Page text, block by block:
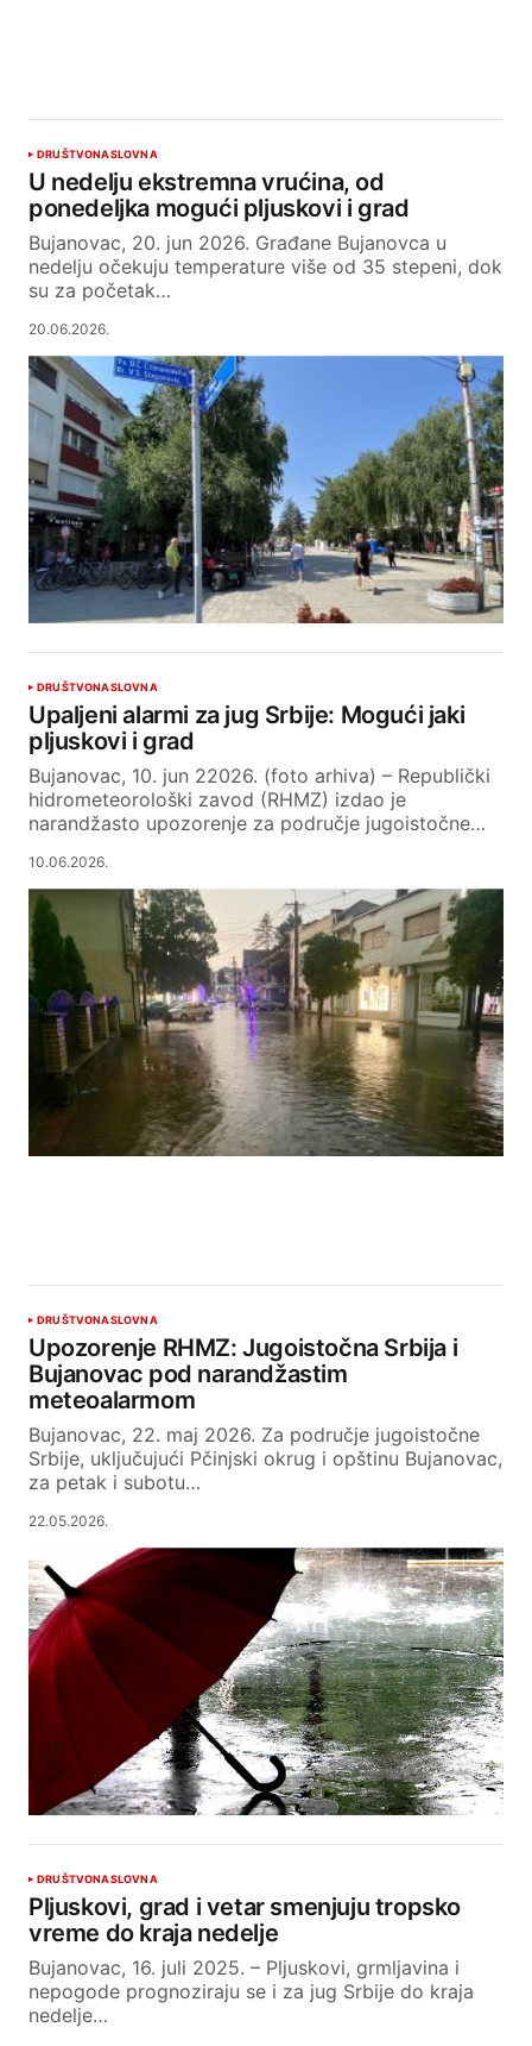
DRUŠTVONASLOVNA
U nedelju ekstremna vrućina, od
ponedeljka mogući pljuskovi i grad
Bujanovac, 20. jun 2026. Građane Bujanovca u
nedelju očekuju temperature više od 35 stepeni, dok
su za početak…
20.06.2026.
DRUŠTVONASLOVNA
Upaljeni alarmi za jug Srbije: Mogući jaki
pljuskovi i grad
Bujanovac, 10. jun 22026. (foto arhiva) – Republički
hidrometeorološki zavod (RHMZ) izdao je
narandžasto upozorenje za područje jugoistočne…
10.06.2026.
DRUŠTVONASLOVNA
Upozorenje RHMZ: Jugoistočna Srbija i
Bujanovac pod narandžastim
meteoalarmom
Bujanovac, 22. maj 2026. Za područje jugoistočne
Srbije, uključujući Pčinjski okrug i opštinu Bujanovac,
za petak i subotu…
22.05.2026.
DRUŠTVONASLOVNA
Pljuskovi, grad i vetar smenjuju tropsko
vreme do kraja nedelje
Bujanovac, 16. juli 2025. – Pljuskovi, grmljavina i
nepogode prognoziraju se i za jug Srbije do kraja
nedelje…